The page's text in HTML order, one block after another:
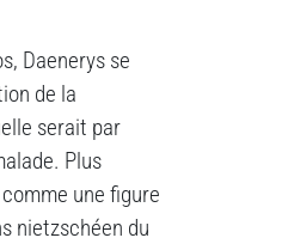
Daenerys se
de la
serait par
Plus
une figure
nietzschéen du